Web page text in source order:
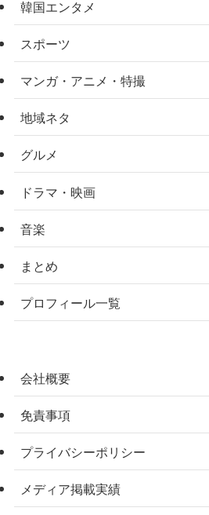
韓国エンタメ
スポーツ
マンガ・アニメ・特撮
地域ネタ
グルメ
ドラマ・映画
音楽
まとめ
プロフィール一覧
会社概要
免責事項
プライバシーポリシー
メディア掲載実績